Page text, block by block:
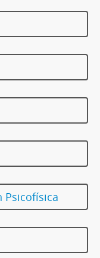
Psicofísica